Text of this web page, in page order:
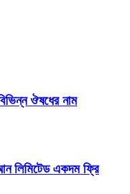
ঔষধের নাম
লিমিটেড একদম ফ্রি